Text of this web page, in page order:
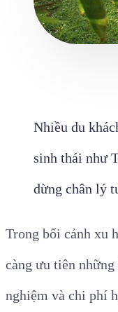
Nhiều du
sinh thái như
dừng chân lý
Trong bối cảnh xu
càng ưu tiên
nghiệm và chi phí